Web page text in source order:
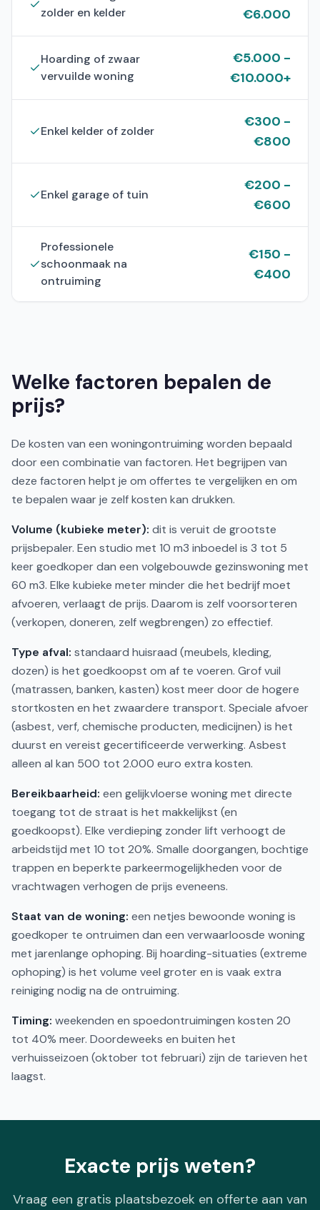
zolder en kelder
€6.000
Hoarding of zwaar
vervuilde woning
€5.000 -
€10.000+
Enkel kelder of zolder
€300 -
€800
Enkel garage of tuin
€200 -
€600
Professionele
schoonmaak na
ontruiming
€150 -
€400
Welke factoren bepalen de
prijs?
De kosten van een woningontruiming worden bepaald
door een combinatie van factoren. Het begrijpen van
deze factoren helpt je om offertes te vergelijken en om
te bepalen waar je zelf kosten kan drukken.
Volume (kubieke meter): dit is veruit de grootste
prijsbepaler. Een studio met 10 m3 inboedel is 3 tot 5
keer goedkoper dan een volgebouwde gezinswoning met
60 m3. Elke kubieke meter minder die het bedrijf moet
afvoeren, verlaagt de prijs. Daarom is zelf voorsorteren
(verkopen, doneren, zelf wegbrengen) zo effectief.
Type afval: standaard huisraad (meubels, kleding,
dozen) is het goedkoopst om af te voeren. Grof vuil
(matrassen, banken, kasten) kost meer door de hogere
stortkosten en het zwaardere transport. Speciale afvoer
(asbest, verf, chemische producten, medicijnen) is het
duurst en vereist gecertificeerde verwerking. Asbest
alleen al kan 500 tot 2.000 euro extra kosten.
Bereikbaarheid: een gelijkvloerse woning met directe
toegang tot de straat is het makkelijkst (en
goedkoopst). Elke verdieping zonder lift verhoogt de
arbeidstijd met 10 tot 20%. Smalle doorgangen, bochtige
trappen en beperkte parkeermogelijkheden voor de
vrachtwagen verhogen de prijs eveneens.
Staat van de woning: een netjes bewoonde woning is
goedkoper te ontruimen dan een verwaarloosde woning
met jarenlange ophoping. Bij hoarding-situaties (extreme
ophoping) is het volume veel groter en is vaak extra
reiniging nodig na de ontruiming.
Timing: weekenden en spoedontruimingen kosten 20
tot 40% meer. Doordeweeks en buiten het
verhuisseizoen (oktober tot februari) zijn de tarieven het
laagst.
Exacte prijs weten?
Vraag een gratis plaatsbezoek en offerte aan van